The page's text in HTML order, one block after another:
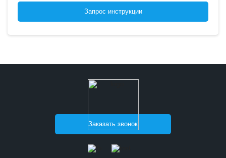
Запрос инструкции
Заказать звонок